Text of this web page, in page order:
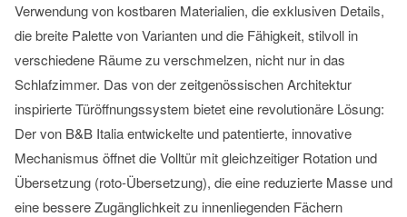
Verwendung von kostbaren Materialien, die exklusiven Details,
die breite Palette von Varianten und die Fähigkeit, stilvoll in
verschiedene Räume zu verschmelzen, nicht nur in das
Schlafzimmer. Das von der zeitgenössischen Architektur
inspirierte Türöffnungssystem bietet eine revolutionäre Lösung:
Der von B&B Italia entwickelte und patentierte, innovative
Mechanismus öffnet die Volltür mit gleichzeitiger Rotation und
Übersetzung (roto-Übersetzung), die eine reduzierte Masse und
eine bessere Zugänglichkeit zu innenliegenden Fächern